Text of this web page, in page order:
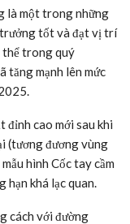
là một trong những
trưởng tốt và đạt vị trí
thể trong quý
tăng mạnh lên mức
đỉnh cao mới sau khi
(tương đương vùng
hình Cốc tay cầm
hạn khá lạc quan.
cách với đường